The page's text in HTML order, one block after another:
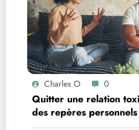
Charles O 0
Quitter une relation
des repères